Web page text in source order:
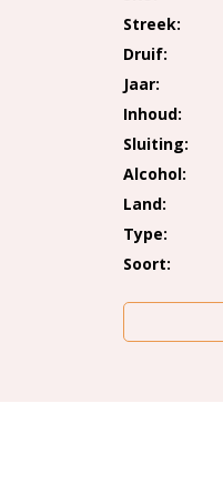
Streek
Druif
Jaar
Inhoud
Sluiting
Alcohol
Land
Type
Soort